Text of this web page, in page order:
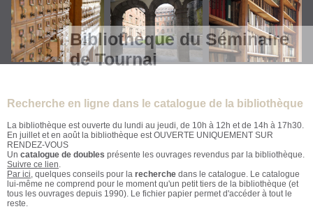
Bibliothèque du Séminaire
de Tournai
Recherche en ligne dans le catalogue de la bibliothèque
La bibliothèque est ouverte du lundi au jeudi, de 10h à 12h et de 14h à 17h30.
En juillet et en août la bibliothèque est OUVERTE UNIQUEMENT SUR
RENDEZ-VOUS
Un catalogue de doubles présente les ouvrages revendus par la bibliothèque.
Suivre ce lien.
Par ici, quelques conseils pour la recherche dans le catalogue. Le catalogue
lui-même ne comprend pour le moment qu'un petit tiers de la bibliothèque (et
tous les ouvrages depuis 1990). Le fichier papier permet d'accéder à tout le
reste.